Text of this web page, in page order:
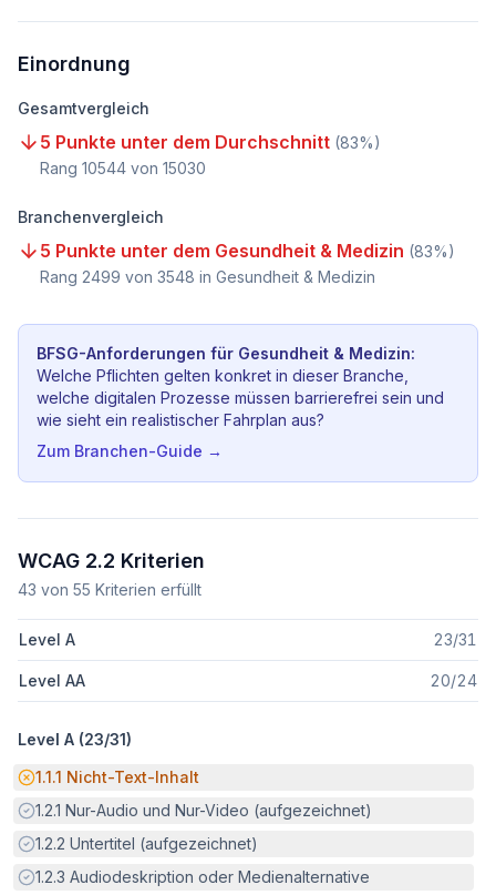
Einordnung
Gesamtvergleich
5 Punkte unter dem Durchschnitt (83%)
Rang 10544 von 15030
Branchenvergleich
5 Punkte unter dem Gesundheit & Medizin (83%)
Rang 2499 von 3548 in Gesundheit & Medizin
BFSG-Anforderungen für Gesundheit & Medizin:
Welche Pflichten gelten konkret in dieser Branche,
welche digitalen Prozesse müssen barrierefrei sein und
wie sieht ein realistischer Fahrplan aus?
Zum Branchen-Guide →
WCAG 2.2 Kriterien
43 von 55 Kriterien erfüllt
Level A 23/31
Level AA 20/24
Level A (23/31)
Potenzielle Barriere:
1.1.1 Nicht-Text-Inhalt
Erfüllt:
1.2.1 Nur-Audio und Nur-Video (aufgezeichnet)
Erfüllt:
1.2.2 Untertitel (aufgezeichnet)
Erfüllt:
1.2.3 Audiodeskription oder Medienalternative